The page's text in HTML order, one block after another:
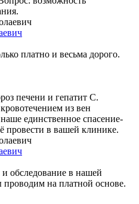
платно и весьма дорого.
печени и гепатит С.
из вен
единственное спасение-
провести в вашей клинике.
обследование в нашей
на платной основе.